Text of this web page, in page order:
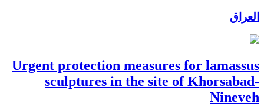
العراق
Urgent protection measures for lamassus
sculptures in the site of Khorsabad-
Nineveh